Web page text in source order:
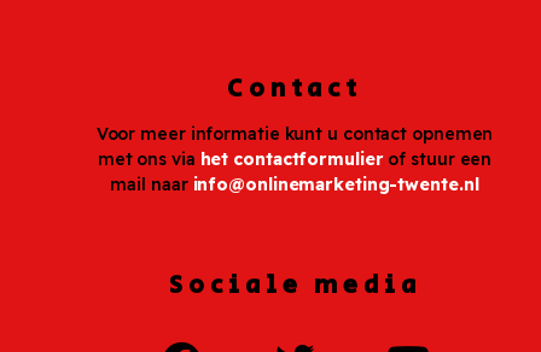
Contact
Voor meer informatie kunt u contact opnemen
met ons via het contactformulierof stuur een
mail naar info@onlinemarketing-twente.nl
Sociale media